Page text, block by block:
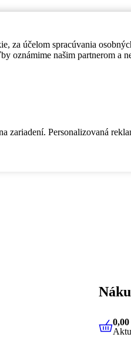
za účelom spracúvania
oznámime našim partnerom a
Personalizovaná
0,00